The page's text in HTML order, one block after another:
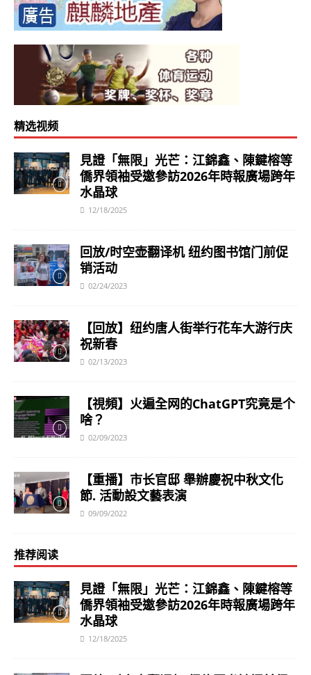
精选视频
見證「無限」光芒：江錦鑫、陳鍵榕等
僑界領袖受邀參訪2026年時報廣場跨年
水晶球
12/18/2025
回放/时空壶翻译机 纽约图书馆门前促
销活动
02/24/2023
【回放】纽约唐人街举行花车大游行庆
祝新春
02/13/2023
【視頻】火遍全网的ChatGPT究竟是个
啥？
02/09/2023
【重播】市长官邸 舉辦慶祝中秋文化
節. 活動設文藝表演
09/09/2022
推荐阅读
見證「無限」光芒：江錦鑫、陳鍵榕等
僑界領袖受邀參訪2026年時報廣場跨年
水晶球
12/18/2025